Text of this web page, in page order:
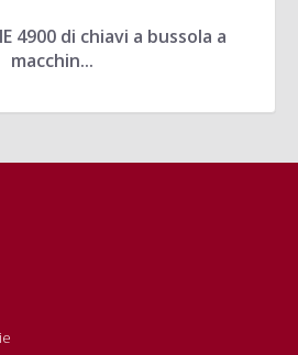
4900 di chiavi a bussola a
macchin...